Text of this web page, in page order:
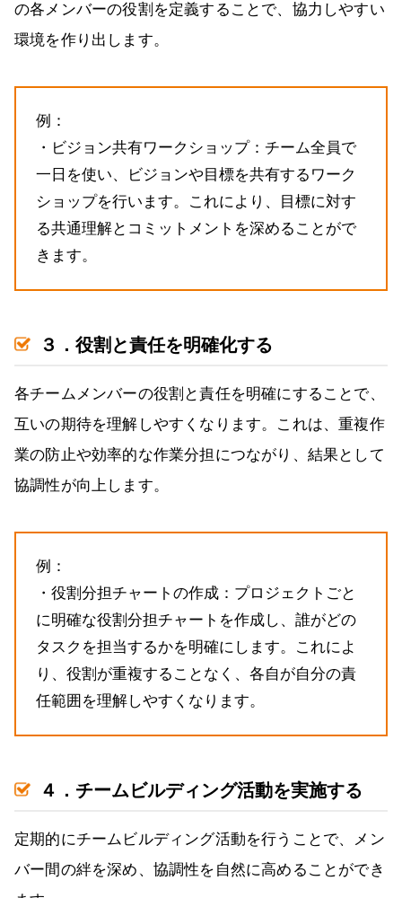
の各メンバーの役割を定義することで、協力しやすい
環境を作り出します。
例：
・ビジョン共有ワークショップ：チーム全員で
一日を使い、ビジョンや目標を共有するワーク
ショップを行います。これにより、目標に対す
る共通理解とコミットメントを深めることがで
きます。
３．役割と責任を明確化する
各チームメンバーの役割と責任を明確にすることで、
互いの期待を理解しやすくなります。これは、重複作
業の防止や効率的な作業分担につながり、結果として
協調性が向上します。
例：
・役割分担チャートの作成：プロジェクトごと
に明確な役割分担チャートを作成し、誰がどの
タスクを担当するかを明確にします。これによ
り、役割が重複することなく、各自が自分の責
任範囲を理解しやすくなります。
４．チームビルディング活動を実施する
定期的にチームビルディング活動を行うことで、メン
バー間の絆を深め、協調性を自然に高めることができ